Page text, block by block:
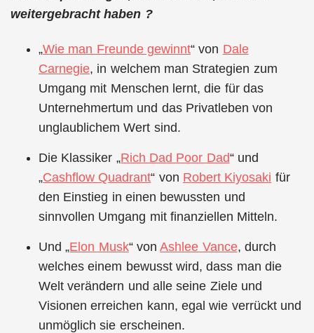
weitergebracht haben ?
„Wie man Freunde gewinnt“ von Dale
Carnegie, in welchem man Strategien zum
Umgang mit Menschen lernt, die für das
Unternehmertum und das Privatleben von
unglaublichem Wert sind.
Die Klassiker „Rich Dad Poor Dad“ und
„Cashflow Quadrant“ von Robert Kiyosaki für
den Einstieg in einen bewussten und
sinnvollen Umgang mit finanziellen Mitteln.
Und „Elon Musk“ vonAshlee Vance, durch
welches einem bewusst wird, dass man die
Welt verändern und alle seine Ziele und
Visionen erreichen kann, egal wie verrückt und
unmöglich sie erscheinen.